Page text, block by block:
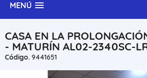
MENÚ
CASA EN LA
- MATURÍN AL02-2340SC-
Código. 9441651